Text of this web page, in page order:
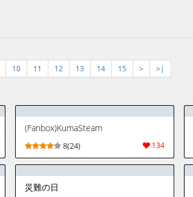
10 11 12 13 14 15 > >|
(Fanbox)KumaSteam
134
8(24)
災難の日